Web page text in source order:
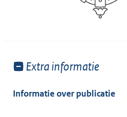
Toon
van:
Extra informatie
Informatie over publicatie